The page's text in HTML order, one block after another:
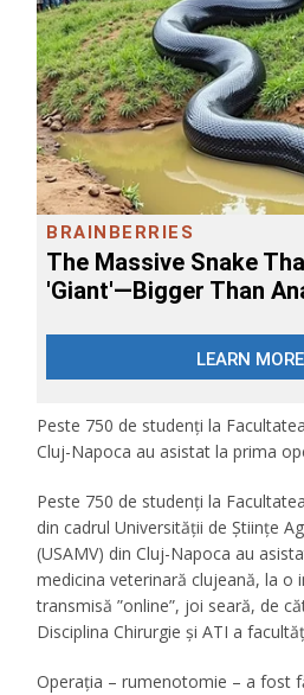
Peste 750 de studenți la
Cluj-Napoca au asistat la prima
Peste 750 de studenți la
din cadrul Universității de Științe
(USAMV) din Cluj-Napoca au
medicina veterinară clujeană, la o
transmisă ”online”, joi seară, de
Disciplina Chirurgie și ATI a
Operația – rumenotomie – a fost